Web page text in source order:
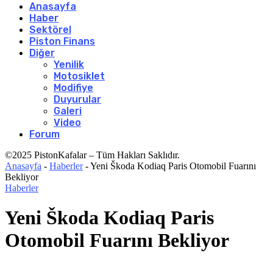
Anasayfa
Haber
Sektörel
Piston Finans
Diğer
Yenilik
Motosiklet
Modifiye
Duyurular
Galeri
Video
Forum
©2025 PistonKafalar – Tüm Hakları Saklıdır.
Anasayfa - Haberler-Yeni Škoda Kodiaq Paris Otomobil Fuarını
Bekliyor
Haberler
Yeni Škoda Kodiaq Paris
Otomobil Fuarını Bekliyor